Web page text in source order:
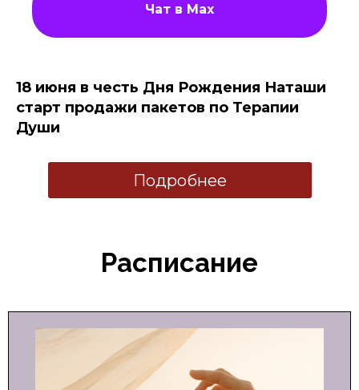
Чат в Мах
18 июня в честь Дня Рождения Наташи
старт продажи пакетов по Терапии
Души
Подробнее
Расписание